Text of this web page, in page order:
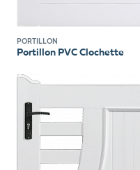
PORTILLON
Portillon PVC Clochette